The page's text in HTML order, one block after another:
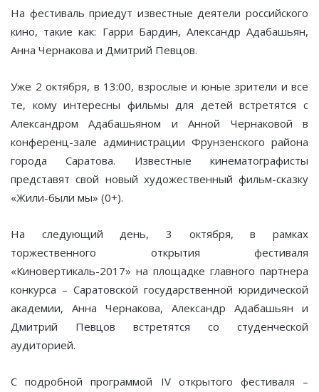
На фестиваль приедут известные деятели российского
кино, такие как: Гарри Бардин, Александр Адабашьян,
Анна Чернакова и Дмитрий Певцов.
Уже 2 октября, в 13:00, взрослые и юные зрители и все
те, кому интересны фильмы для детей встретятся с
Александром Адабашьяном и Анной Чернаковой в
конференц-зале администрации Фрунзенского района
города Саратова. Известные кинематографисты
представят свой новый художественный фильм-сказку
«Жили-были мы» (0+).
На следующий день, 3 октября, в рамках
торжественного открытия фестиваля
«Киновертикаль-2017» на площадке главного партнера
конкурса – Саратовской государственной юридической
академии, Анна Чернакова, Александр Адабашьян и
Дмитрий Певцов встретятся со студенческой
аудиторией.
С подробной программой IV открытого фестиваля –